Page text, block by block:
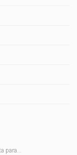
para...